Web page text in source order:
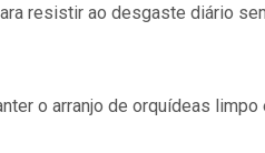
resistir ao desgaste diário
o arranjo de orquídeas